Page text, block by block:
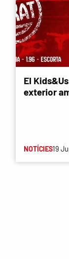
El
exterior
NOTÍCIES19